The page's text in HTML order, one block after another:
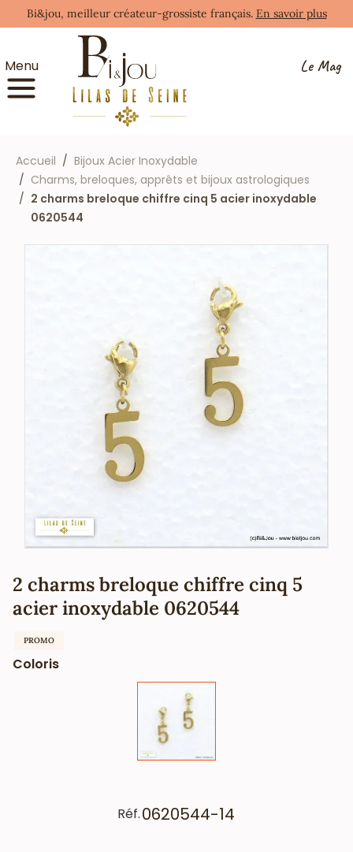
Bi&jou, meilleur créateur-grossiste français. En savoir plus
Menu Le Mag
Accueil
Bijoux Acier Inoxydable
Charms, breloques, apprêts et bijoux astrologiques
2 charms breloque chiffre cinq 5 acier inoxydable
0620544
2 charms breloque chiffre cinq 5
acier inoxydable 0620544
PROMO
Coloris
Réf.0620544-14